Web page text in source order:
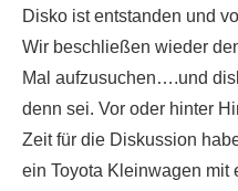
Disko ist entstanden und
Wir beschließen wieder
Mal aufzusuchen….und
denn sei. Vor oder hinter
Zeit für die Diskussion
ein Toyota Kleinwagen